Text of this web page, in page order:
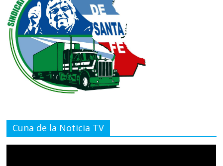
Cuna de la Noticia TV